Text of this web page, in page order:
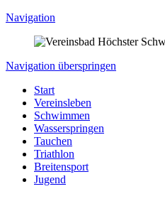
Navigation
Navigation überspringen
Start
Vereinsleben
Schwimmen
Wasserspringen
Tauchen
Triathlon
Breitensport
Jugend